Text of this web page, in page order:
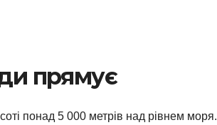
прямує
понад 5 000 метрів над рівнем